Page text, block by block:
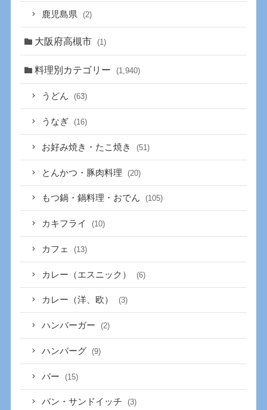
鹿児島県 (2)
大阪府高槻市 (1)
料理別カテゴリー (1,940)
うどん (63)
うなぎ (16)
お好み焼き・たこ焼き (51)
とんかつ・豚肉料理 (20)
もつ鍋・鍋料理・おでん (105)
カキフライ (10)
カフェ (13)
カレー（エスニック） (6)
カレー（洋、欧） (3)
ハンバーガー (2)
ハンバーグ (9)
バー (15)
パン・サンドイッチ (3)